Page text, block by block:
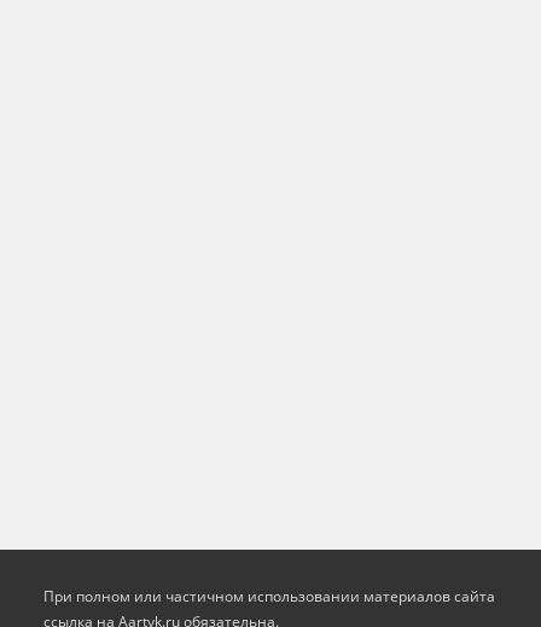
При полном или частичном использовании материалов сайта
ссылка на Aartyk.ru oбязательна.